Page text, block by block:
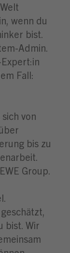
wenn du
bist.
Admin.
Fall:
von
bis zu
Group.
bist. Wir